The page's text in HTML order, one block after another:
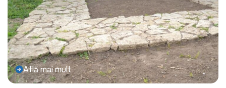
Află mai mult